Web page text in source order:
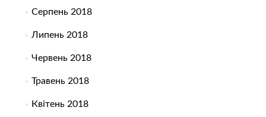
Серпень 2018
Липень 2018
Червень 2018
Травень 2018
Квітень 2018